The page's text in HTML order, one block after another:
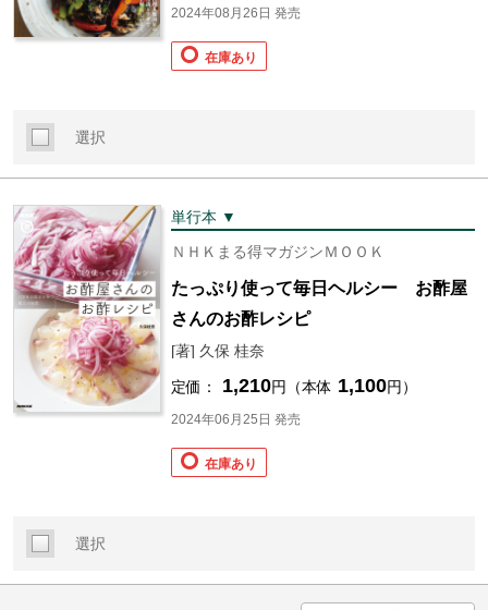
2024年08月26日 発売
在庫あり
選択
単行本 ▼
ＮＨＫまる得マガジンＭＯＯＫ
たっぷり使って毎日ヘルシー お酢屋
さんのお酢レシピ
[著] 久保 桂奈
定価： 1,210円（本体 1,100円）
2024年06月25日 発売
在庫あり
選択